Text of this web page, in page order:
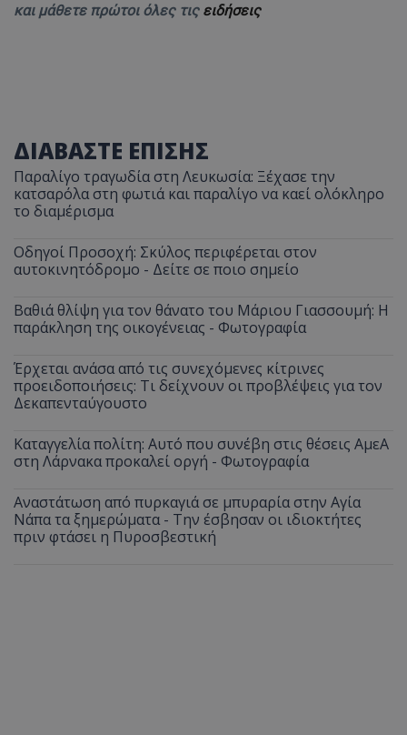
και μάθετε πρώτοι όλες τις ειδήσεις
ΔΙΑΒΑΣΤΕ ΕΠΙΣΗΣ
Παραλίγο τραγωδία στη Λευκωσία: Ξέχασε την
κατσαρόλα στη φωτιά και παραλίγο να καεί ολόκληρο
το διαμέρισμα
Οδηγοί Προσοχή: Σκύλος περιφέρεται στον
αυτοκινητόδρομο - Δείτε σε ποιο σημείο
Βαθιά θλίψη για τον θάνατο του Μάριου Γιασσουμή: Η
παράκληση της οικογένειας - Φωτογραφία
Έρχεται ανάσα από τις συνεχόμενες κίτρινες
προειδοποιήσεις: Τι δείχνουν οι προβλέψεις για τον
Δεκαπενταύγουστο
Καταγγελία πολίτη: Αυτό που συνέβη στις θέσεις ΑμεΑ
στη Λάρνακα προκαλεί οργή - Φωτογραφία
Αναστάτωση από πυρκαγιά σε μπυραρία στην Αγία
Νάπα τα ξημερώματα - Την έσβησαν οι ιδιοκτήτες
πριν φτάσει η Πυροσβεστική